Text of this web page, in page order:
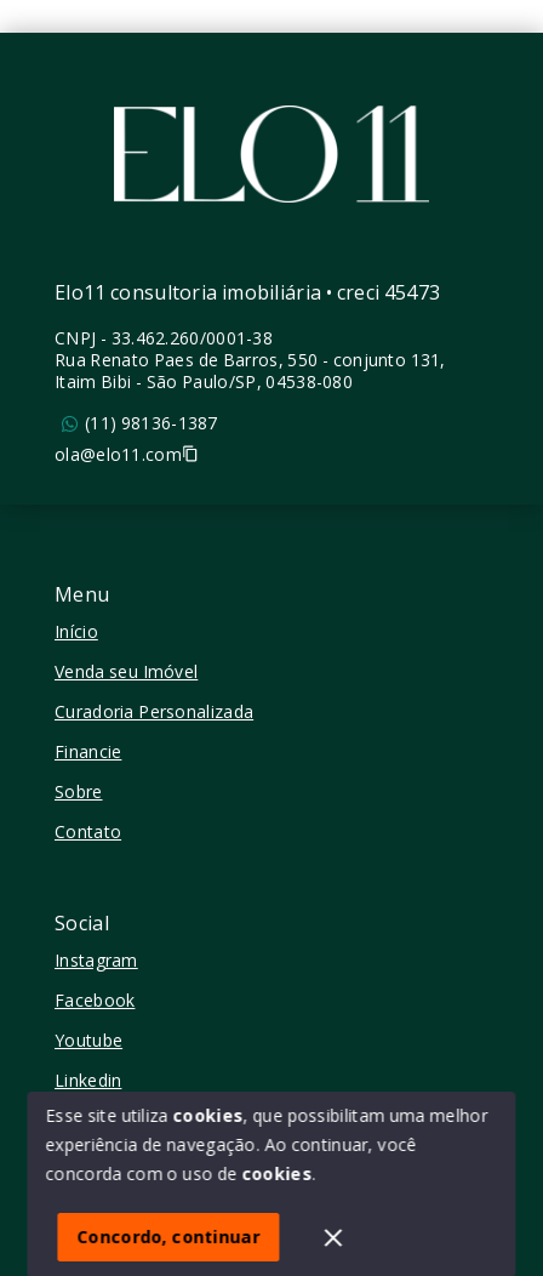
Menu
Início
Venda seu Imóvel
Curadoria Personalizada
Financie
Sobre
Contato
Social
Instagram
Facebook
Youtube
Linkedin
© Copyright 2026 - Elo11 consultoria imobiliária • creci
SITE PARA IMOBILIARIA
Elo11 consultoria imobiliária • creci 45473
CNPJ - 33.462.260/0001-38
Rua Renato Paes de Barros, 550 - conjunto 131,
Itaim Bibi - São Paulo/SP, 04538-080
(11) 98136-1387
ola@elo11.com
Esse site utiliza cookies, que possibilitam uma melhor
experiência de navegação. Ao continuar, você
concorda com o uso de cookies.
Concordo, continuar